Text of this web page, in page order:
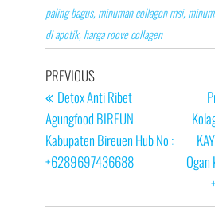
paling bagus, minuman collagen msi,
di apotik, harga roove collagen
Post
navigation
Previous
Post
PREVIOUS
Detox Anti Ribet
Agungfood BIREUN
Kabupaten Bireuen Hub No :
+6289697436688